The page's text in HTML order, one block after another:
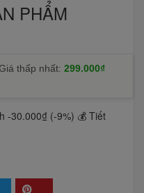
PHẨM
Giá thấp nhất: 299.000₫
-30.000₫ (-9%) 💰 Tiết